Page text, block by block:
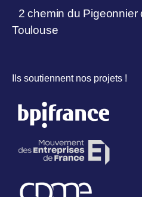
2 chemin du Pigeonnier
Toulouse
Ils soutiennent nos projets !